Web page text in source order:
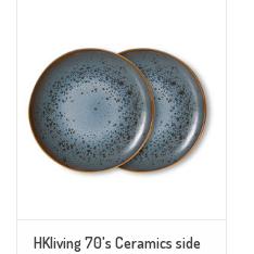
HKliving 70's Ceramics side